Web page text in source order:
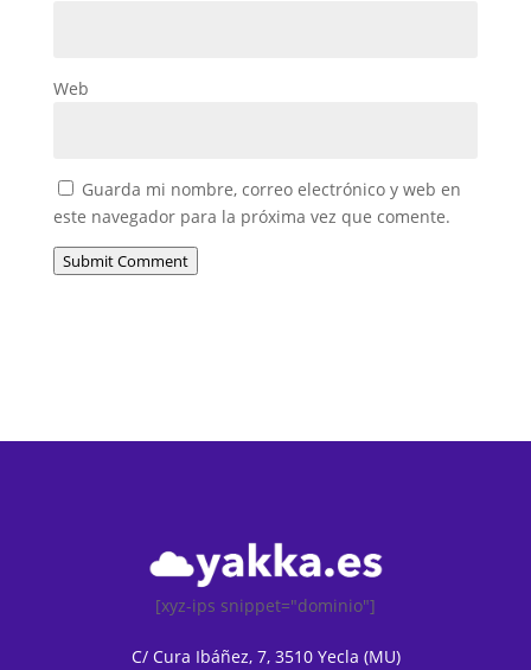
Web
Guarda mi nombre, correo electrónico y web en
este navegador para la próxima vez que comente.
Submit Comment
[xyz-ips snippet="dominio"]
C/ Cura Ibáñez, 7, 3510 Yecla (MU)